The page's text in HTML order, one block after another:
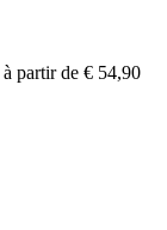
à partir de € 54,90